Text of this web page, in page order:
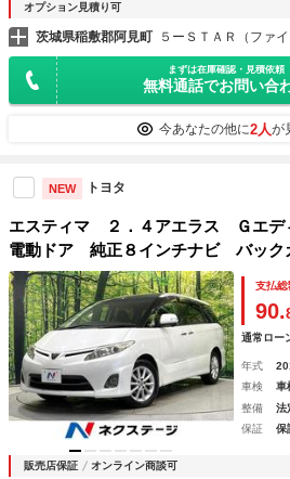
オプション見積り可
茨城県稲敷郡阿見町 ５ーＳＴＡＲ（ファ
まずは在庫確認・見積依頼
無料通話でお問い合
今あなたの他に2人が
NEW トヨタ
エスティマ ２．４アエラス Ｇエ
電動ドア 純正８インチナビ バッ
トキー ＨＩＤヘッド クルコン 純
ートライト デュアルエアコン リア
ｏｔｈ ＣＤ
支払総
90.
通常ロー
年式
車検
車
整備
法
保証
保
販売店保証 オンライン商談可